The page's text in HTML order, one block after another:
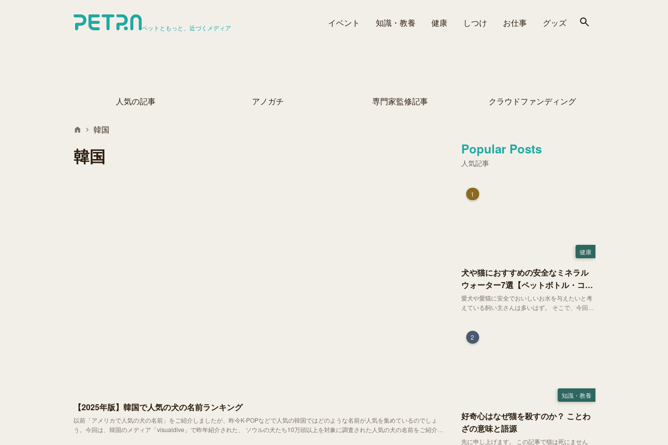
ペットともっと、近づくメディア イベント 知識・教養 健康 しつけ お仕事 グッズ
人気の記事 アノガチ 専門家監修記事 クラウドファンディング
韓国
韓国
【2025年版】韓国で人気の犬の名前ランキング
以前「アメリカで人気の犬の名前」をご紹介しましたが、昨今K-POPなどで人気の韓国ではどのような名前が人気を集めているのでしょ
う。今回は、韓国のメディア「visualdive」で昨年紹介された、 ソウルの犬たち10万頭以上を対象に調査された人気の犬の名前をご紹介し
Popular Posts
人気記事
1
健康
犬や猫におすすめの安全なミネラル
ウォーター7選【ペットボトル・コン
ビニ対応】
愛犬や愛猫に安全でおいしいお水を与えたいと考
えている飼い主さんは多いはず。 そこで、今回は
おすすめなものを厳選してご紹介します！
2
知識・教養
好奇心はなぜ猫を殺すのか？ ことわ
ざの意味と語源
先に申し上げます。 この記事で猫は死にません